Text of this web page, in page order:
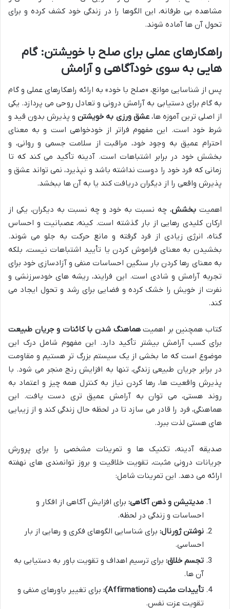
مشاهده بی طرفانه، این الگوها را در زندگی خود کشف کرده و برای
تحول آن ها آماده شوند.
راهکارهای عملی برای صلح با خویشتن: گام
هایی به سوی خودآگاهی و آرامش
پس از شناسایی موانع، «صلح با خود» به ارائه راهکارهای عملی و گام
به گام برای دستیابی به آرامش درونی و تعادل روحی می پردازد. یکی
از اصلی ترین آموزه ها،عشق ورزی به خویشتنو پذیرش بدون قید و
شرط خود است. این مفهوم فراتر از خودخواهی است و به معنای
احترام عمیق به وجود خود، مراقبت از سلامت جسمی و روانی، و
بخشش خود در برابر اشتباهات است. آدینه تأکید می کند که تا
زمانی که فرد خود را دوست نداشته باشد و نپذیرد، نمی تواند عشق و
پذیرش واقعی را از دیگران دریافت کند یا به آن ها ببخشد.
اهمیت بخشش، چه نسبت به خود و چه نسبت به دیگران، یکی از
ارکان کلیدی رهایی از بار گذشته است. کینه، عصبانیت و احساس
گناه، انرژی زیادی از فرد گرفته و مانع حرکت به جلو می شوند.
بخشیدن به معنای فراموش کردن یا تأیید اشتباهات نیست، بلکه
به معنای رها کردن بار سنگین احساسات منفی و آزادسازی خود برای
تجربه آرامش و شادی است. این فرایند، ریشه های خودسرزنشی و
نفرت از خویش را خشک کرده و فضایی برای رشد و تحول ایجاد می
کند.
کتاب همچنین بر اهمیتهماهنگ شدن با کائنات و جریان طبیعت
برای کسب آرامش بیشتر تأکید دارد. این مفهوم شامل درک این
موضوع است که ما بخشی از یک سیستم بزرگ تر هستیم و مقاومت
در برابر جریان طبیعی زندگی، تنها به افزایش رنج منجر می شود. با
پذیرش واقعیت ها، رها کردن نیاز به کنترل همه چیز و اعتماد به
روند هستی، می توان به آرامش عمیق تری دست یافت. این
هماهنگی، فرد را قادر می سازد تا در لحظه حال زندگی کند و از زیبایی
های هستی لذت ببرد.
صدیقه آدینه، تکنیک ها و تمرینات مشخصی را برای پرورش
جریانات درونی مثبت، تقویت خلاقیت و بروز توانمندی های نهفته
ارائه می دهد. این تمرینات شامل:
مدیتیشن و ذهن آگاهی: برای افزایش آگاهی از افکار و
احساسات و زندگی در لحظه.
نوشتن ژورنال: برای شناسایی الگوهای فکری و رهایی از بار
احساسی.
تجسم خلاق: برای ترسیم اهداف و تقویت باور به دستیابی به
آن ها.
تأییدات مثبت (Affirmations):
برای تغییر باورهای منفی و
تقویت عزت نفس.